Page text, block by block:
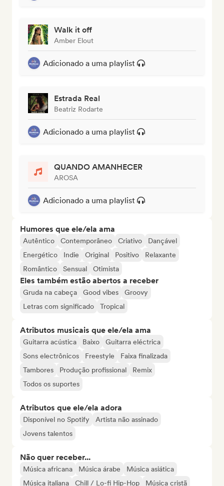
Walk it off
Amber Elout
Adicionado a uma playlist
Estrada Real
Beatriz Rodarte
Adicionado a uma playlist
QUANDO AMANHECER
AROSA
Adicionado a uma playlist
Humores que ele/ela ama
Autêntico Contemporâneo Criativo
Dançável
Energético
Indie Original Positivo
Relaxante
Romântico
Sensual Otimista
Eles também estão abertos a receber
Gruda na cabeça Good vibes
Groovy
Letras com significado
Tropical
Atributos musicais que ele/ela ama
Guitarra acústica Baixo
Guitarra eléctrica
Sons electrônicos
Freestyle
Faixa finalizada
Tambores
Produção profissional
Remix
Todos os suportes
Atributos que ele/ela adora
Disponível no Spotify
Artista não assinado
Jovens talentos
Não quer receber...
Música africana Música árabe
Música asiática
Música italiana
Chill / Lo-fi Hip-Hop Música cristã